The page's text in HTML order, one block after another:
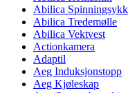
Abilica
Abilica Tredemølle
Abilica Vektvest
Actionkamera
Adaptil
Aeg Induksjonstopp
Aeg Kjøleskap